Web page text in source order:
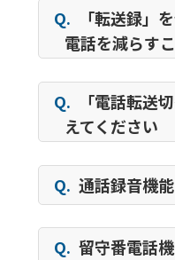
Q.
「転送録」
電話を減らす
Q.
「電話転送
えてください
Q. 通話録音機
Q. 留守番電話